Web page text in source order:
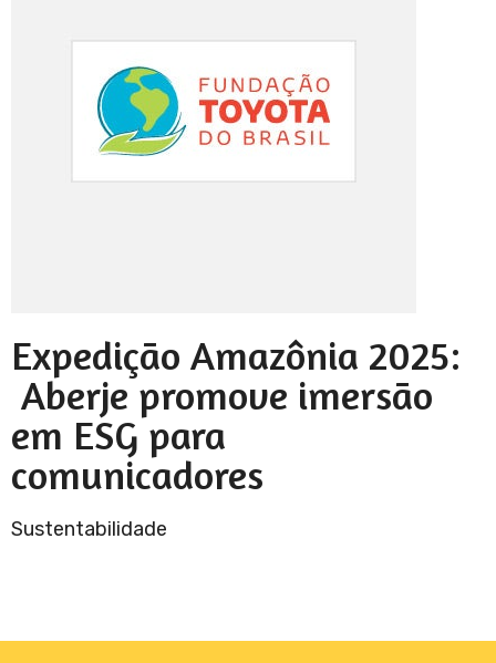
Expedição Amazônia 2025:
Aberje promove imersão
em ESG para
comunicadores
Sustentabilidade